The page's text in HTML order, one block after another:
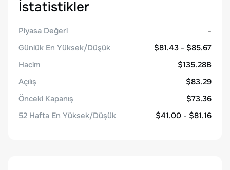
İstatistikler
Piyasa Değeri
-
Günlük En Yüksek/Düşük
$81.43 - $85.67
Hacim
$135.28B
Açılış
$83.29
Önceki Kapanış
$73.36
52 Hafta En Yüksek/Düşük
$41.00 - $81.16